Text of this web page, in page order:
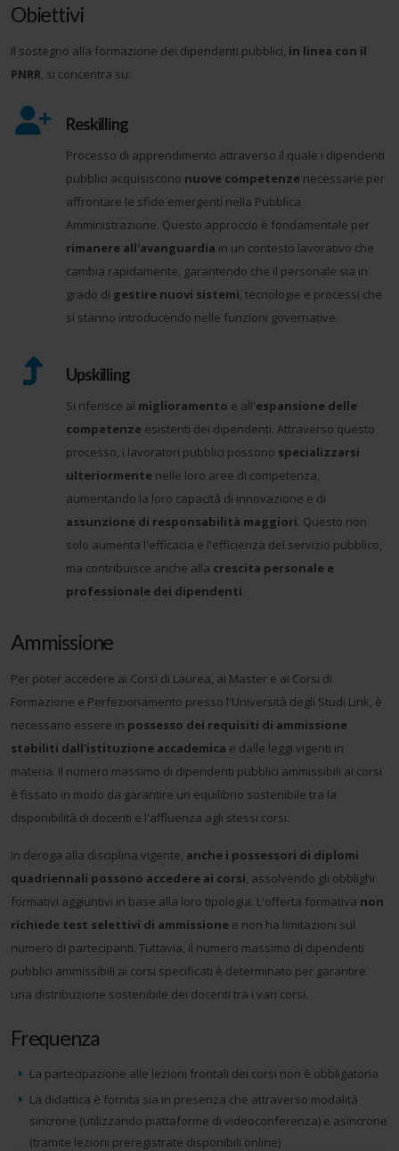
Obiettivi
Il sostegno alla formazione dei dipendenti pubblici, in linea con il
PNRR, si concentra su:
Reskilling
Processo di apprendimento attraverso il quale i dipendenti
pubblici acquisiscono nuove competenze necessarie per
affrontare le sfide emergenti nella Pubblica
Amministrazione. Questo approccio è fondamentale per
rimanere all'avanguardia in un contesto lavorativo che
cambia rapidamente, garantendo che il personale sia in
grado di gestire nuovi sistemi, tecnologie e processi che
si stanno introducendo nelle funzioni governative.
Upskilling
Si riferisce al miglioramento e all'espansione delle
competenze esistenti dei dipendenti. Attraverso questo
processo, i lavoratori pubblici possono specializzarsi
ulteriormente nelle loro aree di competenza,
aumentando la loro capacità di innovazione e di
assunzione di responsabilità maggiori. Questo non
solo aumenta l'efficacia e l'efficienza del servizio pubblico,
ma contribuisce anche alla crescita personale e
professionale dei dipendenti.
Ammissione
Per poter accedere ai Corsi di Laurea, ai Master e ai Corsi di
Formazione e Perfezionamento presso l'Università degli Studi Link, è
necessario essere in possesso dei requisiti di ammissione
stabiliti dall'istituzione accademica e dalle leggi vigenti in
materia. Il numero massimo di dipendenti pubblici ammissibili ai corsi
è fissato in modo da garantire un equilibrio sostenibile tra la
disponibilità di docenti e l'affluenza agli stessi corsi.
In deroga alla disciplina vigente, anche i possessori di diplomi
quadriennali possono accedere ai corsi, assolvendo gli obblighi
formativi aggiuntivi in base alla loro tipologia. L'offerta formativa non
richiede test selettivi di ammissione e non ha limitazioni sul
numero di partecipanti. Tuttavia, il numero massimo di dipendenti
pubblici ammissibili ai corsi specificati è determinato per garantire
una distribuzione sostenibile dei docenti tra i vari corsi.
Frequenza
La partecipazione alle lezioni frontali dei corsi non è obbligatoria
La didattica è fornita sia in presenza che attraverso modalità
sincrone (utilizzando piattaforme di videoconferenza) e asincrone
(tramite lezioni preregistrate disponibili online)